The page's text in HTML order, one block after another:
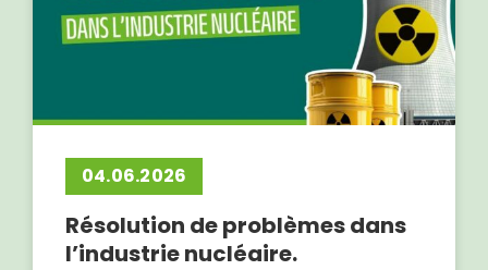
04.06.2026
Résolution de problèmes dans
l’industrie nucléaire.